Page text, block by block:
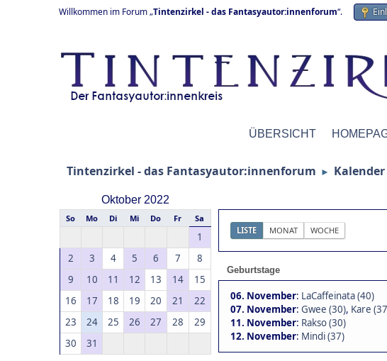
Willkommen im Forum „Tintenzirkel - das Fantasyautor:innenforum“.
ÜBERSICHT
Tintenzirkel - das Fantasyautor:innenforum ► Kalender
Oktober 2022
So Mo Di Mi Do Fr Sa
1
2
3 4 5 6 7
8
9
10 11 12 13 14
15
16
17 18 19 20 21
22
23
24 25 26 27 28
29
30
31
LISTE MONAT WOCHE
Geburtstage
06. November: LaCaffeinata (40)
07. November: Gwee (30), Kare
11. November: Rakso (30)
12. November: Mindi (37)